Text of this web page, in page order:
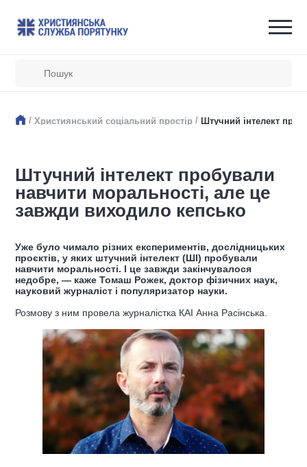
/ Християнський соціальний простір / Штучний інтелект
Штучний інтелект пробували
навчити моральності, але це
завжди виходило кепсько
Уже було чимало різних експериментів, дослідницьких
проєктів, у яких штучний інтелект (ШІ) пробували
навчити моральності. І це завжди закінчувалося
недобре, — каже Томаш Рожек, доктор фізичних наук,
науковий журналіст і популяризатор науки.
Розмову з ним провела журналістка КАІ Анна Расінська.